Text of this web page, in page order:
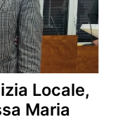
Locale,
Maria